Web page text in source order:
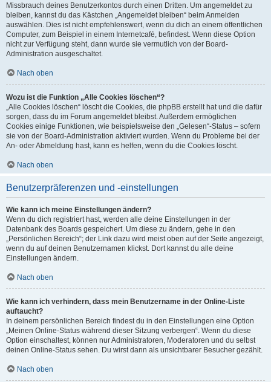
Missbrauch deines Benutzerkontos durch einen Dritten. Um angemeldet zu
bleiben, kannst du das Kästchen „Angemeldet bleiben“ beim Anmelden
auswählen. Dies ist nicht empfehlenswert, wenn du dich an einem öffentlichen
Computer, zum Beispiel in einem Internetcafé, befindest. Wenn diese Option
nicht zur Verfügung steht, dann wurde sie vermutlich von der Board-
Administration ausgeschaltet.
Nach oben
Wozu ist die Funktion „Alle Cookies löschen“?
„Alle Cookies löschen“ löscht die Cookies, die phpBB erstellt hat und die dafür
sorgen, dass du im Forum angemeldet bleibst. Außerdem ermöglichen
Cookies einige Funktionen, wie beispielsweise den „Gelesen“-Status – sofern
sie von der Board-Administration aktiviert wurden. Wenn du Probleme bei der
An- oder Abmeldung hast, kann es helfen, wenn du die Cookies löscht.
Nach oben
Benutzerpräferenzen und -einstellungen
Wie kann ich meine Einstellungen ändern?
Wenn du dich registriert hast, werden alle deine Einstellungen in der
Datenbank des Boards gespeichert. Um diese zu ändern, gehe in den
„Persönlichen Bereich“; der Link dazu wird meist oben auf der Seite angezeigt,
wenn du auf deinen Benutzernamen klickst. Dort kannst du alle deine
Einstellungen ändern.
Nach oben
Wie kann ich verhindern, dass mein Benutzername in der Online-Liste
auftaucht?
In deinem persönlichen Bereich findest du in den Einstellungen eine Option
„Meinen Online-Status während dieser Sitzung verbergen“. Wenn du diese
Option einschaltest, können nur Administratoren, Moderatoren und du selbst
deinen Online-Status sehen. Du wirst dann als unsichtbarer Besucher gezählt.
Nach oben